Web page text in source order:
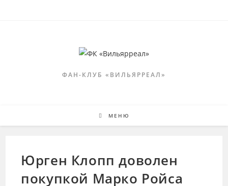
ФАН-КЛУБ «ВИЛЬЯРРЕАЛ»
МЕНЮ
Юрген Клопп доволен
покупкой Марко Ройса